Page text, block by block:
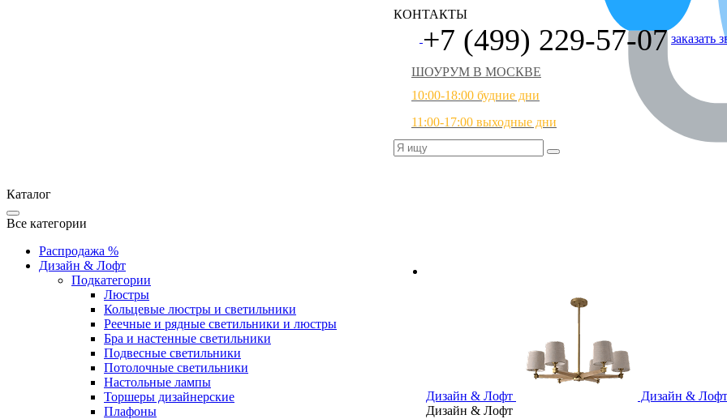
Дизайн & Лофт
Дизайн & Лофт
Дизайн & Лофт
КОНТАКТЫ
+7 (499) 229-57-07 заказать
ШОУРУМ В МОСКВЕ
10:00-18:00 будние дни
11:00-17:00 выходные дни
Каталог
Все категории
Распродажа %
Дизайн & Лофт
Подкатегории
Люстры
Кольцевые люстры и светильники
Реечные и рядные светильники и люстры
Бра и настенные светильники
Подвесные светильники
Потолочные светильники
Настольные лампы
Торшеры дизайнерские
Плафоны